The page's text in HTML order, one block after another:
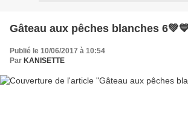
Gâteau aux pêches blanches
Publié le 10/06/2017 à 10:54
Par KANISETTE